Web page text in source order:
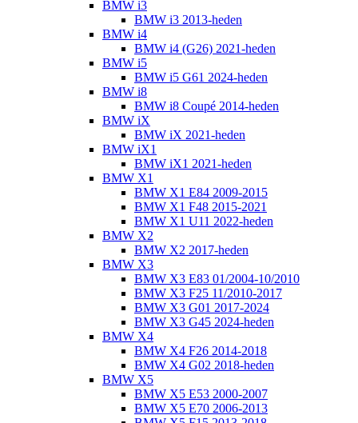
BMW i3
BMW i3 2013-heden
BMW i4
BMW i4 (G26) 2021-heden
BMW i5
BMW i5 G61 2024-heden
BMW i8
BMW i8 Coupé 2014-heden
BMW iX
BMW iX 2021-heden
BMW iX1
BMW iX1 2021-heden
BMW X1
BMW X1 E84 2009-2015
BMW X1 F48 2015-2021
BMW X1 U11 2022-heden
BMW X2
BMW X2 2017-heden
BMW X3
BMW X3 E83 01/2004-10/2010
BMW X3 F25 11/2010-2017
BMW X3 G01 2017-2024
BMW X3 G45 2024-heden
BMW X4
BMW X4 F26 2014-2018
BMW X4 G02 2018-heden
BMW X5
BMW X5 E53 2000-2007
BMW X5 E70 2006-2013